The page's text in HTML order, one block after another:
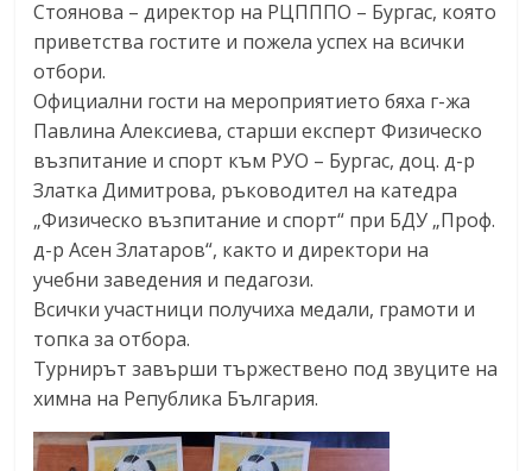
Стоянова – директор на РЦПППО – Бургас, която
приветства гостите и пожела успех на всички
отбори.
Официални гости на мероприятието бяха г-жа
Павлина Алексиева, старши експерт Физическо
възпитание и спорт към РУО – Бургас, доц. д-р
Златка Димитрова, ръководител на катедра
„Физическо възпитание и спорт“ при БДУ „Проф.
д-р Асен Златаров“, както и директори на
учебни заведения и педагози.
Всички участници получиха медали, грамоти и
топка за отбора.
Турнирът завърши тържествено под звуците на
химна на Република България.